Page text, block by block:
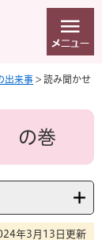
出来事 > 読み聞かせ
の巻
年3月13日更新